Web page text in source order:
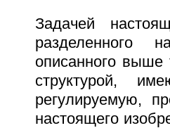
Задачей
разделенного
описанного выше
структурой,
регулируемую,
настоящего